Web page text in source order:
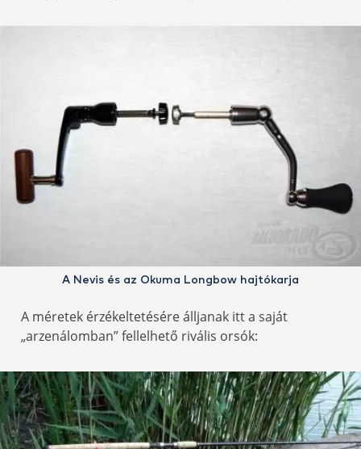
A Nevis és az Okuma Longbow hajtókarja
A méretek érzékeltetésére álljanak itt a saját
„arzenálomban” fellelhető rivális orsók: